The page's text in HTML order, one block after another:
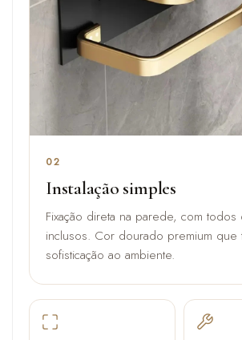
02
Instalação simples
Fixação direta na parede, com
inclusos. Cor dourado premium que
sofisticação ao ambiente.